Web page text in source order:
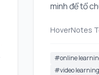
minh để tổ
mỏi.
HoverNotes
#online
#video learning